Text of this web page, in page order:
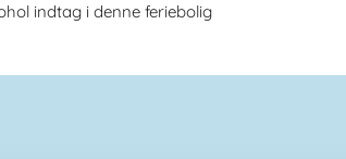
indtag i denne feriebolig